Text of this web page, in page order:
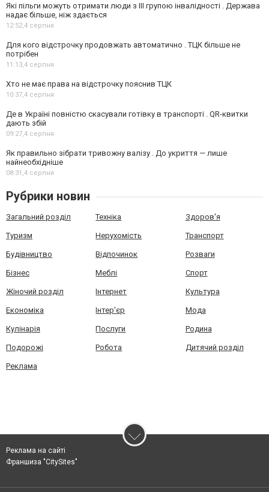
Які пільги можуть отримати люди з III групою інвалідності . Держава
надає більше, ніж здається
12:52,4 серпня
Для кого відстрочку продовжать автоматично . ТЦК більше не
потрібен
11:13,4 серпня
Хто не має права на відстрочку пояснив ТЦК
10:37,4 серпня
Де в Україні повністю скасували готівку в транспорті . QR-квитки
дають збій
09:27,4 серпня
Як правильно зібрати тривожну валізу . До укриття — лише
найнеобхідніше
08:31,4 серпня
Рубрики новин
Загальний розділ Техніка Здоров'я
Туризм Нерухомість Транспорт
Будівництво Відпочинок Розваги
Бізнес Меблі Спорт
Жіночий розділ Інтернет Культура
Економіка Інтер'єр Мода
Кулінарія Послуги Родина
Подорожі Робота Дитячий розділ
Реклама
Реклама на сайті
Франшиза "CitySites"